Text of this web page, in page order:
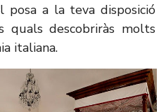
posa a la teva disposició
quals descobriràs molts
italiana.